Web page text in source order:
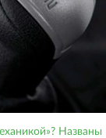
Названы